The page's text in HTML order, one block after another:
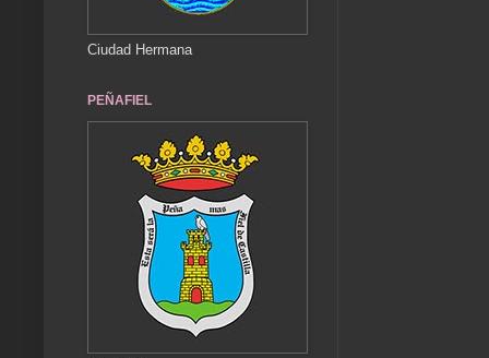
Ciudad Hermana
PEÑAFIEL